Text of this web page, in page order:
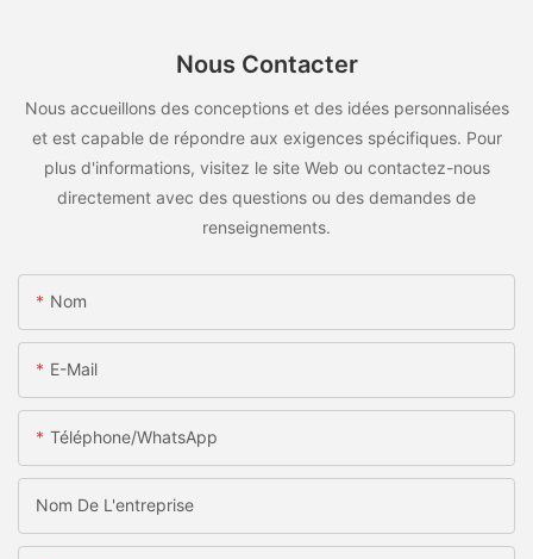
Nous Contacter
Nous accueillons des conceptions et des idées personnalisées
et est capable de répondre aux exigences spécifiques. Pour
plus d'informations, visitez le site Web ou contactez-nous
directement avec des questions ou des demandes de
renseignements.
Nom
E-Mail
Téléphone/WhatsApp
Nom De L'entreprise